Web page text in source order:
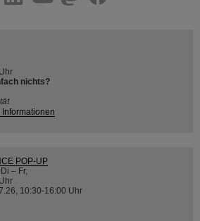
nichts?
POP-UP
– Fr,
10:30-16:00 Uhr